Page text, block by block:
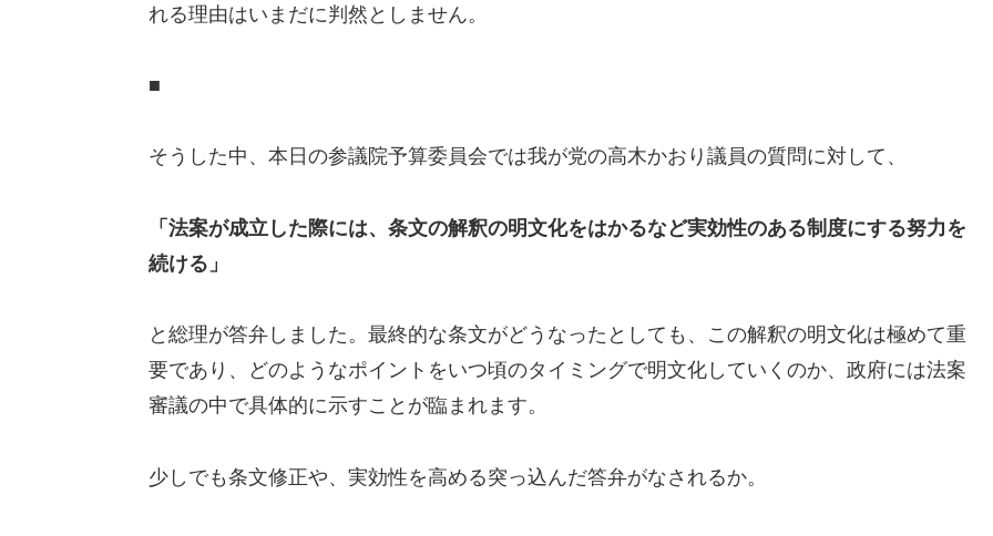
れる理由はいまだに判然としません。
■
そうした中、本日の参議院予算委員会では我が党の高木かおり議員の質問に対して、
「法案が成立した際には、条文の解釈の明文化をはかるなど実効性のある制度にする努力を
続ける」
と総理が答弁しました。最終的な条文がどうなったとしても、この解釈の明文化は極めて重
要であり、どのようなポイントをいつ頃のタイミングで明文化していくのか、政府には法案
審議の中で具体的に示すことが臨まれます。
少しでも条文修正や、実効性を高める突っ込んだ答弁がなされるか。